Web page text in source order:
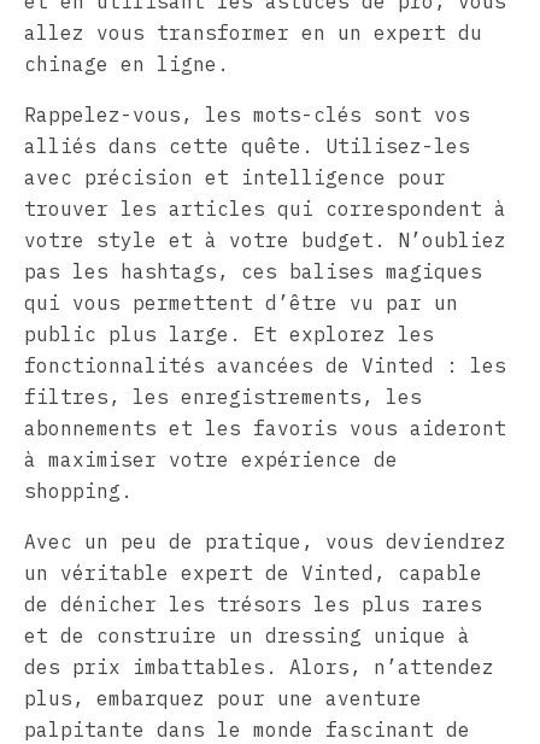
allez vous transformer en un expert du
chinage en ligne.
Rappelez-vous, les mots-clés sont vos
alliés dans cette quête. Utilisez-les
avec précision et intelligence pour
trouver les articles qui correspondent à
votre style et à votre budget. N’oubliez
pas les hashtags, ces balises magiques
qui vous permettent d’être vu par un
public plus large. Et explorez les
fonctionnalités avancées de Vinted : les
filtres, les enregistrements, les
abonnements et les favoris vous aideront
à maximiser votre expérience de
shopping.
Avec un peu de pratique, vous deviendrez
un véritable expert de Vinted, capable
de dénicher les trésors les plus rares
et de construire un dressing unique à
des prix imbattables. Alors, n’attendez
plus, embarquez pour une aventure
palpitante dans le monde fascinant de